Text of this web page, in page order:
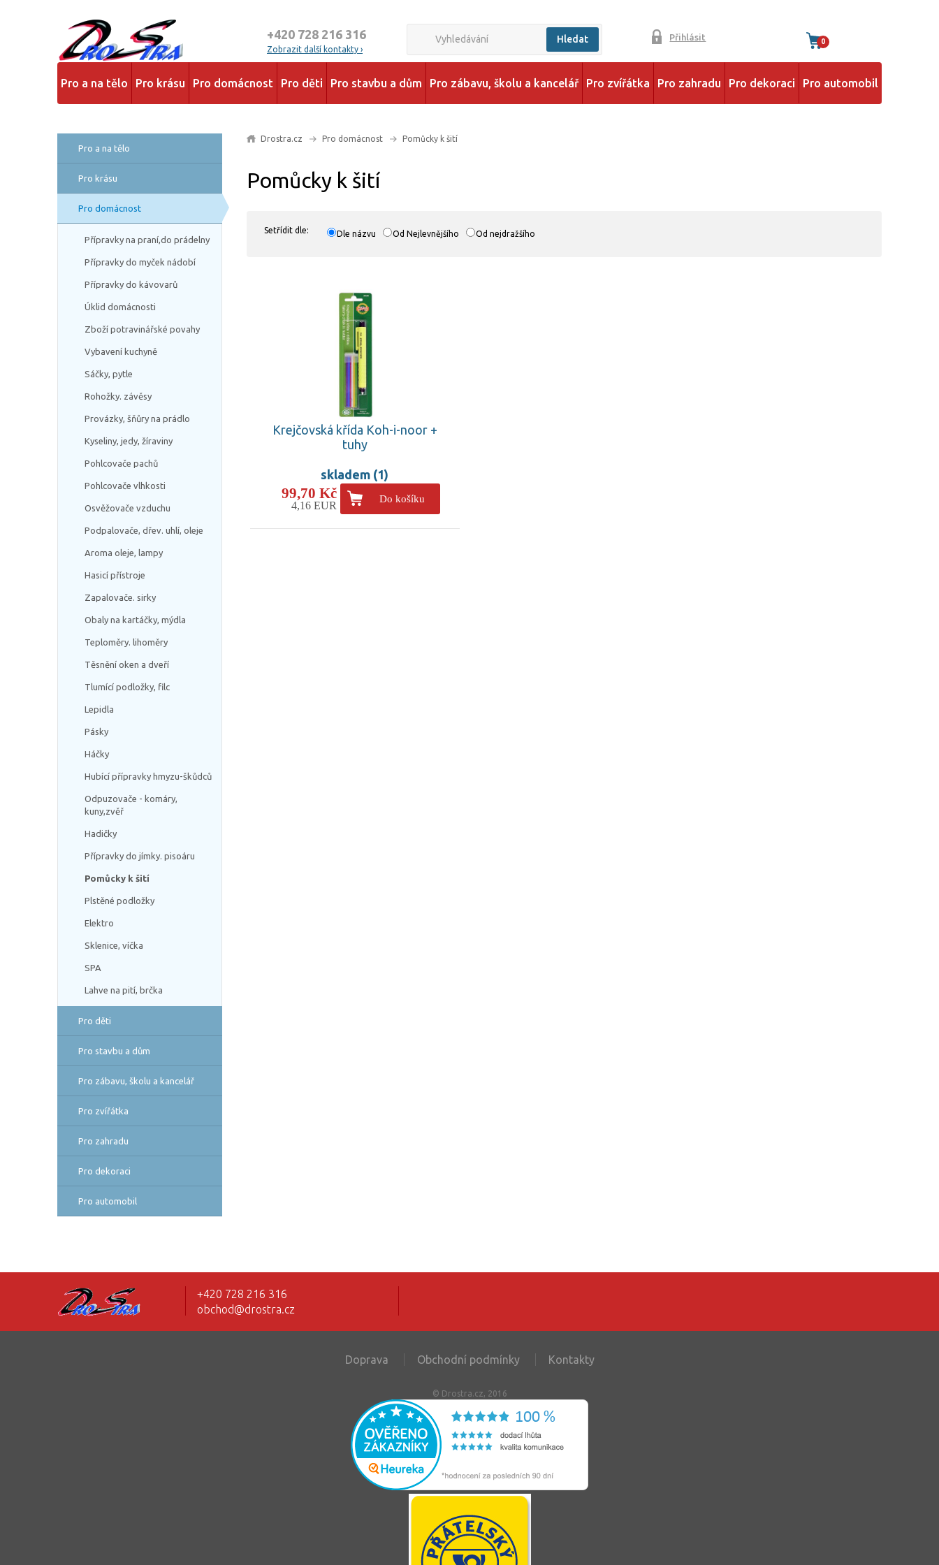
+420 728 216 316
Zobrazit další kontakty ›
Hledat Přihlásit 0
Pro a na tělo Pro krásu Pro domácnost Pro děti Pro stavbu a dům Pro zábavu, školu a kancelář Pro zvířátka Pro zahradu Pro dekoraci Pro automobil
Pro a na tělo
Pro krásu
Pro domácnost
Přípravky na praní,do prádelny
Přípravky do myček nádobí
Přípravky do kávovarů
Úklid domácnosti
Zboží potravinářské povahy
Vybavení kuchyně
Sáčky, pytle
Rohožky. závěsy
Provázky, šňůry na prádlo
Kyseliny, jedy, žíraviny
Pohlcovače pachů
Pohlcovače vlhkosti
Osvěžovače vzduchu
Podpalovače, dřev. uhlí, oleje
Aroma oleje, lampy
Hasicí přístroje
Zapalovače. sirky
Obaly na kartáčky, mýdla
Teploměry. lihoměry
Těsnění oken a dveří
Tlumící podložky, filc
Lepidla
Pásky
Háčky
Hubící přípravky hmyzu-škůdců
Odpuzovače - komáry,
kuny,zvěř
Hadičky
Přípravky do jímky. pisoáru
Pomůcky k šití
Plstěné podložky
Elektro
Sklenice, víčka
SPA
Lahve na pití, brčka
Pro děti
Pro stavbu a dům
Pro zábavu, školu a kancelář
Pro zvířátka
Pro zahradu
Pro dekoraci
Pro automobil
Drostra.cz Pro domácnost Pomůcky k šití
Pomůcky k šití
Setřídit dle: Dle názvu Od Nejlevnějšího Od nejdražšího
Krejčovská křída Koh-i-noor +
tuhy
skladem (1)
99,70 Kč
4,16 EUR
Do košíku
+420 728 216 316
obchod@drostra.cz
Doprava Obchodní podmínky Kontakty
© Drostra.cz, 2016